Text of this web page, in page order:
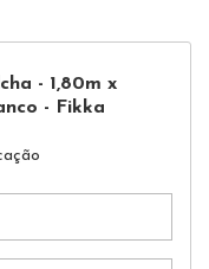
- 1,80m x
- Fikka